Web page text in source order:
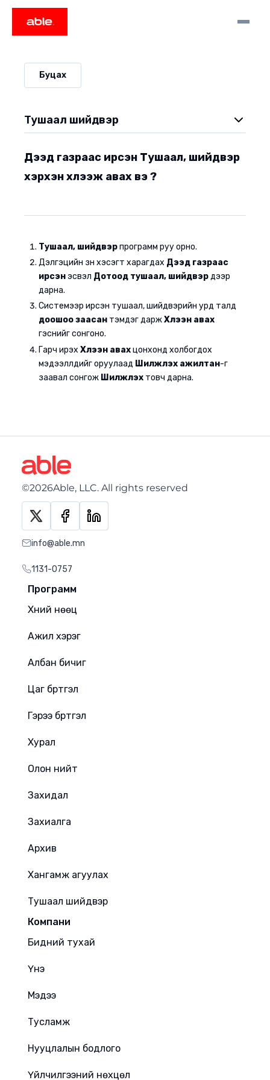
Буцах
Тушаал шийдвэр
Боловсруулах шат дамжлагыг хэрхэн тохируулах вэ ?
Бланк тохиргоо хэрхэн хийх вэ ?
Тушаал шийдвэр программ дээр ажилтны тусгай
тохиргоог хэрхэн хийх вэ ?
Дотоод тушаал, шийдвэрээс хэрхэн хайлт хийх вэ ?
Дээд газраас ирсэн тушаал, шийдвэрээс хэрхэн хайлт
хийх вэ ?
Тушаал, шийдвэрийн тайлан хэрхэн гаргах вэ ?
Дээд газраас ирсэн Тушаал, шийдвэр хэрхэн хүлээж
Тушаал, шийдвэрийг хэрхэн бүртгэх вэ ?
Дээд газраас ирсэн Тушаал, шийдвэр
хэрхэн хүлээж авах вэ ?
Тушаал, шийдвэрпрограмм руу орно.
Дэлгэцийн зүүн хэсэгт харагдах Дээд газраас
ирсэнэсвэл Дотоод тушаал, шийдвэрдээр
дарна.
Системээр ирсэн тушаал, шийдвэрийн урд талд
доошоо заасан тэмдэг даржХүлээн авах
гэснийг сонгоно.
Гарч ирэх Хүлээн авахцонхонд холбогдох
мэдээллүүдийг оруулаад Шилжүүлэх ажилтан-г
заавал сонгож Шилжүүлэх товч дарна.
©2026Able, LLC. All rights reserved
info@able.mn
1131-0757
Программ
Хүний нөөц
Ажил хэрэг
Албан бичиг
Цаг бүртгэл
Гэрээ бүртгэл
Хурал
Олон нийт
Захидал
Захиалга
Архив
Хангамж агуулах
Тушаал шийдвэр
Компани
Бидний тухай
Үнэ
Мэдээ
Тусламж
Нууцлалын бодлого
Үйлчилгээний нөхцөл